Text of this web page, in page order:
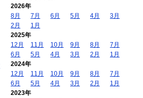
2026年
8月
7月 6月 5月 4月
3月
2月
1月
2025年
12月
11月 10月 9月 8月
7月
6月
5月 4月 3月 2月
1月
2024年
12月
11月 10月 9月 8月
7月
6月
5月 4月 3月 2月
1月
2023年